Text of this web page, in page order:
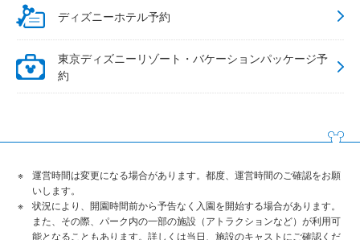
ディズニーホテル予約
東京ディズニーリゾート・バケーションパッケージ予
約
運営時間は変更になる場合があります。都度、運営時間のご確認をお願
いします。
状況により、開園時間前から予告なく入園を開始する場合があります。
また、その際、パーク内の一部の施設（アトラクションなど）が利用可
能となることもあります。詳しくは当日、施設のキャストにご確認くだ